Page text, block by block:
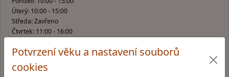
Potvrzení věku a nastavení souborů
cookies
Úterý: 10:00 - 15:00
Středa: Zavřeno
Čtvrtek: 11:00 - 16:00